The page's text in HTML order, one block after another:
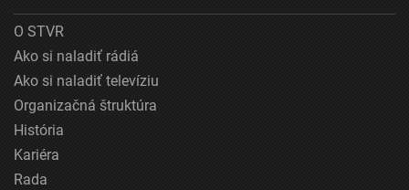
O STVR
Ako si naladiť rádiá
Ako si naladiť televíziu
Organizačná štruktúra
História
Kariéra
Rada